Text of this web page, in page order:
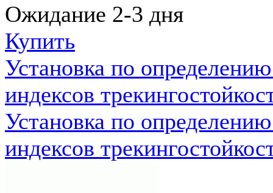
Ожидание 2-3 дня
Купить
Установка по
индексов
Установка по
индексов